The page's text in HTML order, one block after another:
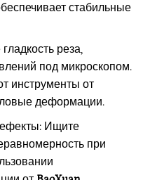
стабильные
реза,
под микроскопом.
инструменты от
деформации.
Ищите
при